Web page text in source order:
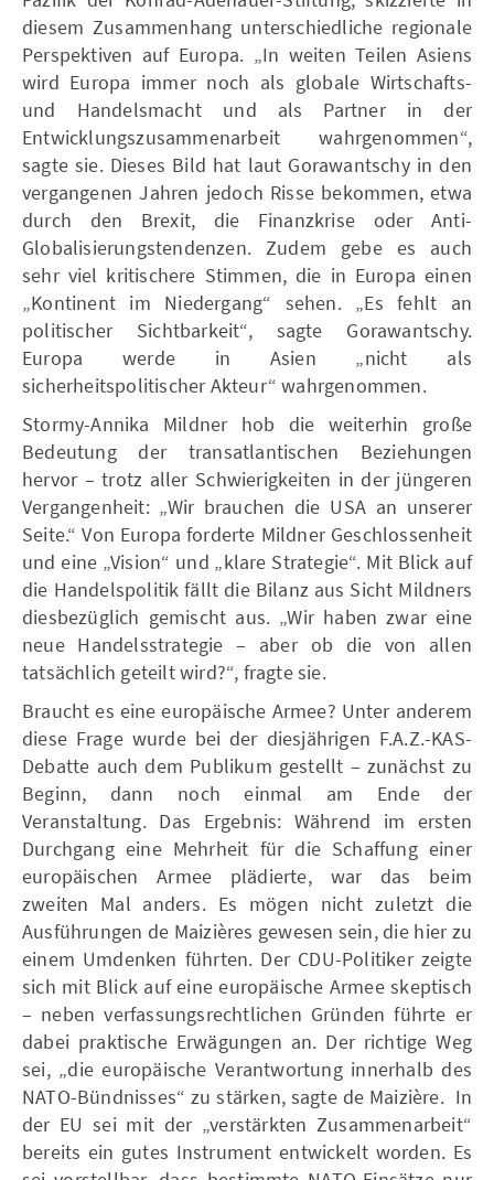
diesem Zusammenhang unterschiedliche regionale
Perspektiven auf Europa. „In weiten Teilen Asiens
wird Europa immer noch als globale Wirtschafts-
und Handelsmacht und als Partner in der
Entwicklungszusammenarbeit wahrgenommen“,
sagte sie. Dieses Bild hat laut Gorawantschy in den
vergangenen Jahren jedoch Risse bekommen, etwa
durch den Brexit, die Finanzkrise oder Anti-
Globalisierungstendenzen. Zudem gebe es auch
sehr viel kritischere Stimmen, die in Europa einen
„Kontinent im Niedergang“ sehen. „Es fehlt an
politischer Sichtbarkeit“, sagte Gorawantschy.
Europa werde in Asien „nicht als
sicherheitspolitischer Akteur“ wahrgenommen.
Stormy-Annika Mildner hob die weiterhin große
Bedeutung der transatlantischen Beziehungen
hervor – trotz aller Schwierigkeiten in der jüngeren
Vergangenheit: „Wir brauchen die USA an unserer
Seite.“ Von Europa forderte Mildner Geschlossenheit
und eine „Vision“ und „klare Strategie“. Mit Blick auf
die Handelspolitik fällt die Bilanz aus Sicht Mildners
diesbezüglich gemischt aus. „Wir haben zwar eine
neue Handelsstrategie – aber ob die von allen
tatsächlich geteilt wird?“, fragte sie.
Braucht es eine europäische Armee? Unter anderem
diese Frage wurde bei der diesjährigen F.A.Z.-KAS-
Debatte auch dem Publikum gestellt – zunächst zu
Beginn, dann noch einmal am Ende der
Veranstaltung. Das Ergebnis: Während im ersten
Durchgang eine Mehrheit für die Schaffung einer
europäischen Armee plädierte, war das beim
zweiten Mal anders. Es mögen nicht zuletzt die
Ausführungen de Maizières gewesen sein, die hier zu
einem Umdenken führten. Der CDU-Politiker zeigte
sich mit Blick auf eine europäische Armee skeptisch
– neben verfassungsrechtlichen Gründen führte er
dabei praktische Erwägungen an. Der richtige Weg
sei, „die europäische Verantwortung innerhalb des
NATO-Bündnisses“ zu stärken, sagte de Maizière. In
der EU sei mit der „verstärkten Zusammenarbeit“
bereits ein gutes Instrument entwickelt worden. Es